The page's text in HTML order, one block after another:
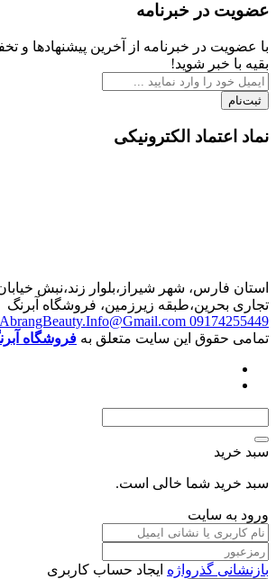
عضویت در خبرنامه
با عضویت در خبرنامه از آخرین پیشنهادها و
بقیه با خبر شوید!
ثبت‌نام
نماد اعتماد الکترونیکی
استان فارس، شهر شیراز،بلوار زند،نبش
تجاری بحرین،طبقه زیرزمین، فروشگاه آبرنگ
09174255449
AbrangBeauty.Info@Gmail.com
تمامی حقوق این سایت متعلق به فروشگاه
سبد خرید
سبد خرید شما خالی است.
ورود به سایت
بازنشانی گذرواژه ایجاد حساب کاربری